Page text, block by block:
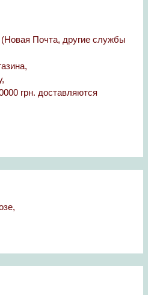
Почта, другие службы
грн. доставляются